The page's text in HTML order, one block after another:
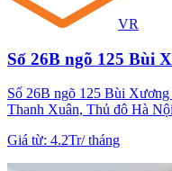
VR
Số 26B ngõ 125 Bùi
Số 26B ngõ 125 Bùi
Thanh Xuân, Thủ đô Hà
Giá từ: 4.2Tr/tháng